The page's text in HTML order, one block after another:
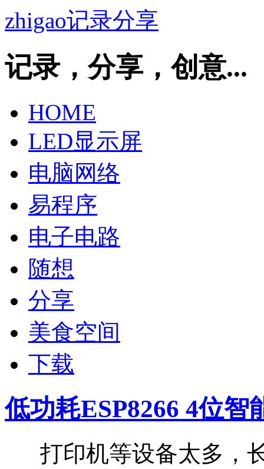
zhigao记录分享
记录，分享，创意...
HOME
LED显示屏
电脑网络
易程序
电子电路
随想
分享
美食空间
下载
低功耗ESP8266 4位智
打印机等设备太多，